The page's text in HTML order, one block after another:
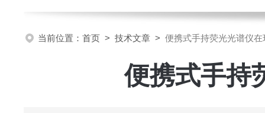
当前位置： 首页 > 技术文章 > 便携式手持荧光光谱仪
便携式手持